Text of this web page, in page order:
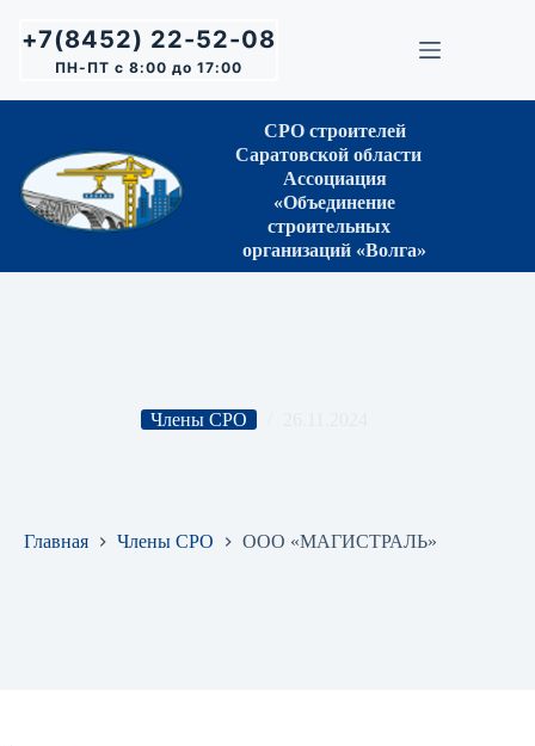
сути+7(8452) 22-52-08
ПН-ПТ с 8:00 до 17:00
СРО строителей
Саратовской области
Ассоциация
«Объединение
строительных
организаций «Волга»
Члены СРО
Главная Члены СРО ООО «МАГИСТРАЛЬ»